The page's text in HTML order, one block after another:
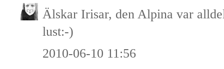
Älskar Irisar, den Alpina var
lust:-)
2010-06-10 11:56